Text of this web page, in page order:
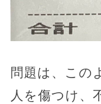
問題は、この
人を傷つけ、